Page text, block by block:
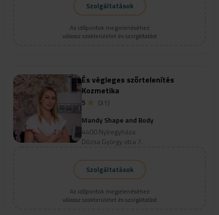
Szolgáltatások
Az időpontok megjelenéséhez
válassz szakterületet és szolgáltatást
Szolgáltatások
Az időpontok megjelenéséhez
válassz szakterületet és szolgáltatást
És végleges szőrtelenítés
Kozmetika
5
(31)
Mandy Shape and Body
4400 Nyíregyháza
Dózsa György utca 7.